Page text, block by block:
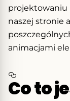
projektowaniu
naszej stronie
animacjami
Co to